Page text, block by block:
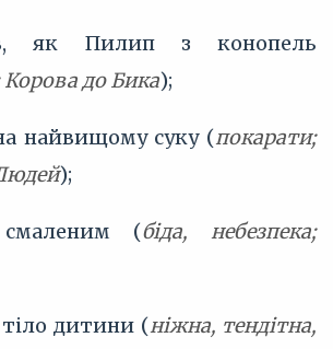
як Пилип з конопель
Корова до Бика);
найвищому суку (покарати;
);
(біда, небезпека;
дитини (ніжна, тендітна,